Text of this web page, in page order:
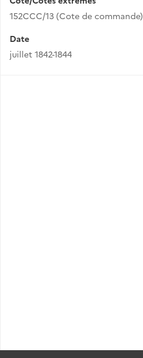
152CCC/13 (Cote de commande)
Date
juillet 1842-1844